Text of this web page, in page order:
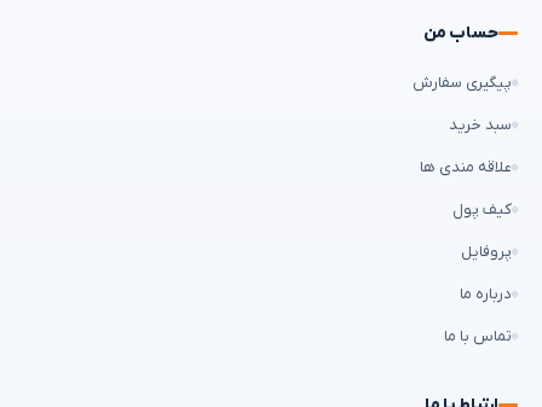
حساب من
پیگیری سفارش
سبد خرید
علاقه مندی ها
کیف پول
پروفایل
درباره ما
تماس با ما